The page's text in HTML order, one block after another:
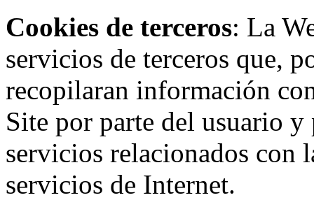
Cookies de terceros: La
servicios de terceros que,
recopilaran información
Site por parte del usuario
servicios relacionados con
servicios de Internet.